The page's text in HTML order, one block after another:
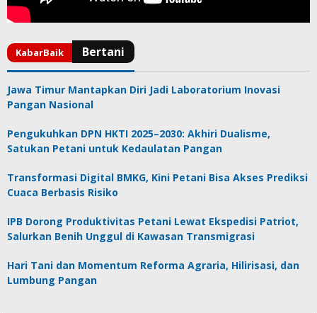
Jawa Timur Mantapkan Diri Jadi Laboratorium Inovasi
Pangan Nasional
Pengukuhkan DPN HKTI 2025–2030: Akhiri Dualisme,
Satukan Petani untuk Kedaulatan Pangan
Transformasi Digital BMKG, Kini Petani Bisa Akses Prediksi
Cuaca Berbasis Risiko
IPB Dorong Produktivitas Petani Lewat Ekspedisi Patriot,
Salurkan Benih Unggul di Kawasan Transmigrasi
Hari Tani dan Momentum Reforma Agraria, Hilirisasi, dan
Lumbung Pangan